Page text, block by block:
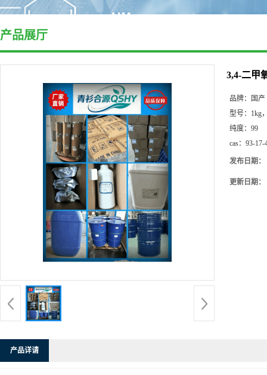
产品展厅
3,4-二甲
品牌：
国产
型号： 1kg
纯度： 99
cas： 93-17-
发布日期：
更新日期：
产品详请